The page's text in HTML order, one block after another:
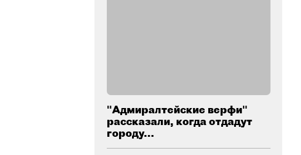
"Адмиралтейские верфи"
рассказали, когда отдадут
городу...